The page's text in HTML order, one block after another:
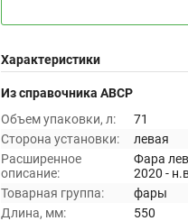
Характеристики
Из справочника ABCP
Объем упаковки, л:
71
Сторона установки:
левая
Расширенное
описание:
Фара
2020 -
Товарная группа:
фары
Длина, мм:
550